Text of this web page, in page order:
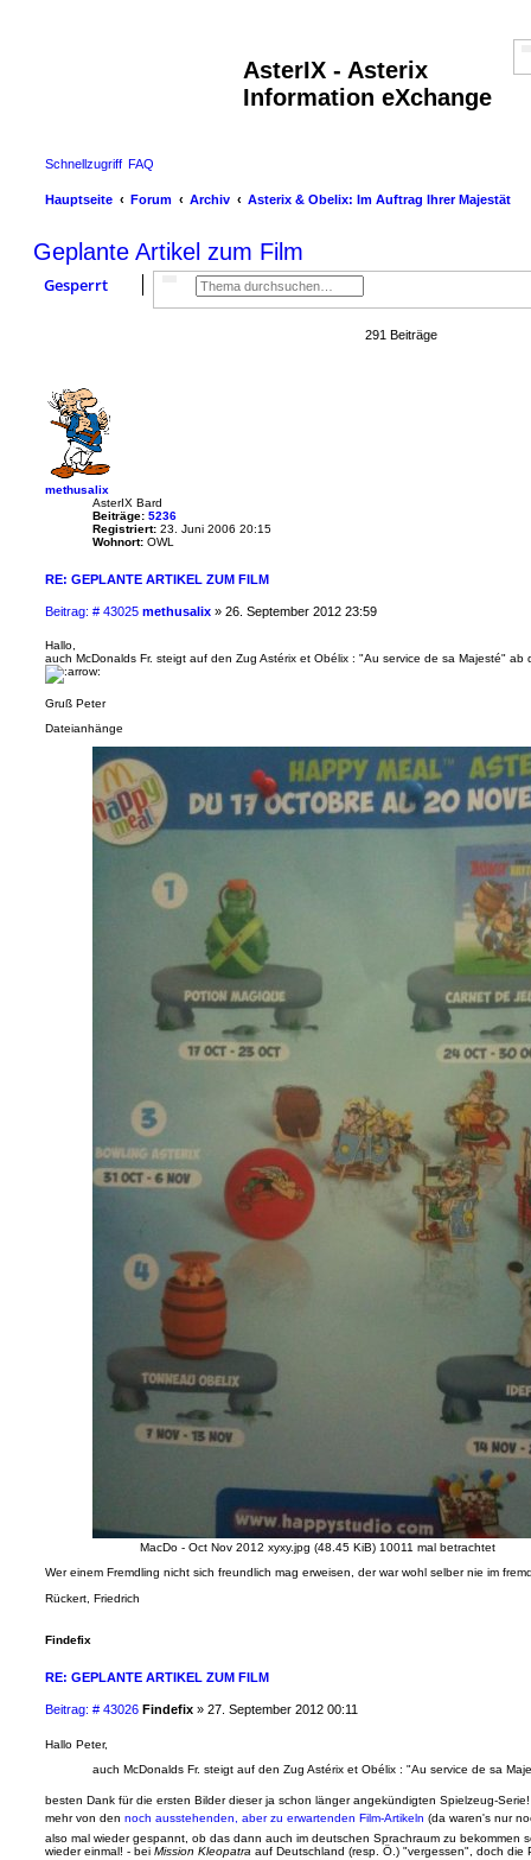
AsterIX - Asterix
Information eXchange
Schnellzugriff FAQ
Hauptseite Forum Archiv Asterix & Obelix: Im Auftrag Ihrer Majestät
Geplante Artikel zum Film
Gesperrt Suche
Erweiterte Suche
291 Beiträge
methusalix
AsterIX Bard
Beiträge: 5236
Registriert: 23. Juni 2006 20:15
Wohnort: OWL
RE: GEPLANTE ARTIKEL ZUM FILM
Beitrag: # 43025B
t
methusalix » 26. September 2012 23:59
Hallo,
auch McDonalds Fr. steigt auf den Zug Astérix et Obélix : "Au service de sa Majesté"
Gruß Peter
Dateianhänge
MacDo - Oct Nov 2012 xyxy.jpg (48.45 KiB) 10011 mal betrachtet
Wer einem Fremdling nicht sich freundlich mag erweisen, der war wohl selber nie im
Rückert, Friedrich
Findefix
RE: GEPLANTE ARTIKEL ZUM FILM
Beitrag: # 43026B
r
g
Findefix » 27. September 2012 00:11
Hallo Peter,
auch McDonalds Fr. steigt auf den Zug Astérix et Obélix : "Au service de sa
besten Dank für die ersten Bilder dieser ja schon länger angekündigten Spielzeug-
mehr von den noch ausstehenden, aber zu erwartenden Film-Artikeln (da waren's nur
also mal wieder gespannt, ob das dann auch im deutschen Sprachraum zu bekommen
wieder einmal! - bei Mission Kleopatra auf Deutschland (resp. Ö.) "vergessen", doch die